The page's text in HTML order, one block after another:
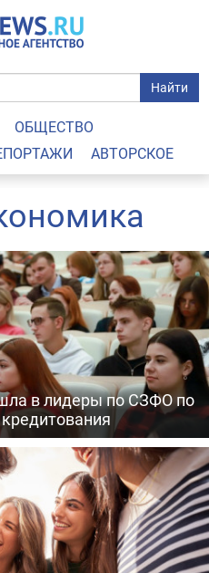
Найти
ОБЩЕСТВО
АВТОРСКОЕ
в лидеры по СЗФО по